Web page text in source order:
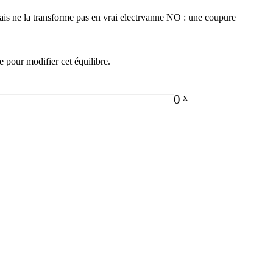
ne la transforme pas en vrai electrvanne NO : une coupure
pour modifier cet équilibre.
0 x